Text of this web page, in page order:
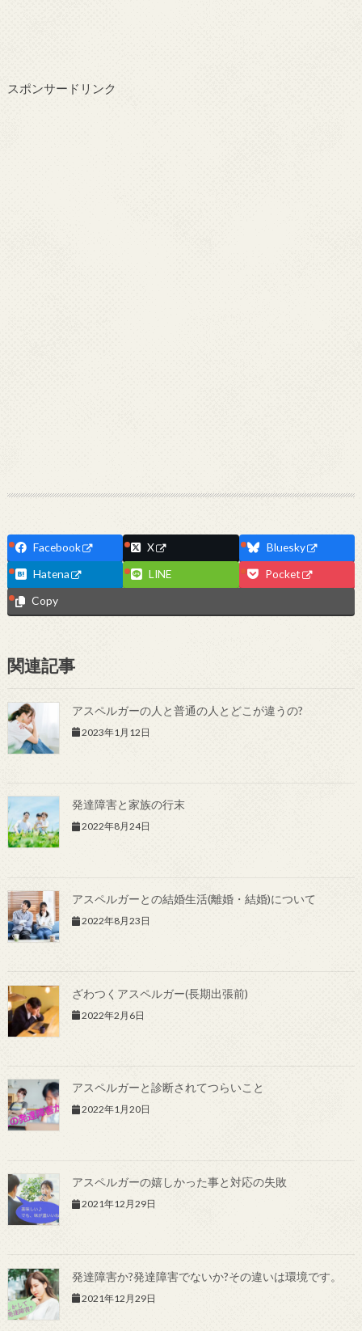
スポンサードリンク
Facebook X
Bluesky
Hatena
LINE
Pocket
Copy
関連記事
アスペルガーの人と普通の人とどこが違うの?
2023年1月12日
発達障害と家族の行末
2022年8月24日
アスペルガーとの結婚生活(離婚・結婚)について
2022年8月23日
ざわつくアスペルガー(長期出張前)
2022年2月6日
アスペルガーと診断されてつらいこと
2022年1月20日
アスペルガーの嬉しかった事と対応の失敗
2021年12月29日
発達障害か?発達障害でないか?その違いは環境です。
2021年12月29日